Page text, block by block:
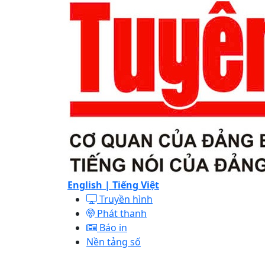
English | Tiếng Việt
Truyền hình
Phát thanh
Báo in
Nền tảng số